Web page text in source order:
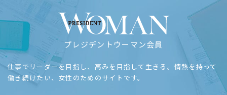
プレジデントウーマン会員
仕事でリーダーを目指し、高みを目指して生きる。情熱を持って
働き続けたい、女性のためのサイトです。